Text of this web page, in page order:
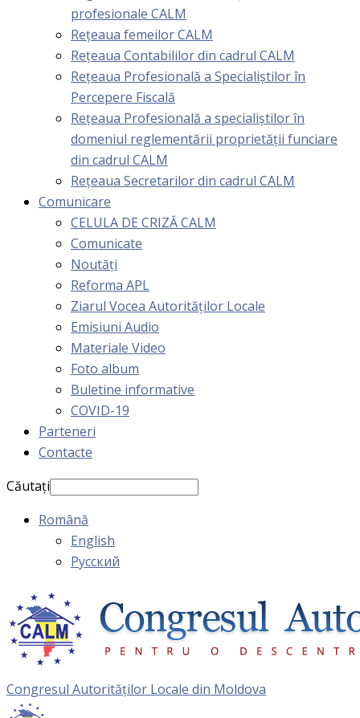
profesionale CALM
Rețeaua femeilor CALM
Rețeaua Contabililor din cadrul CALM
Rețeaua Profesională a Specialiștilor în
Percepere Fiscală
Reţeaua Profesională a specialiştilor în
domeniul reglementării proprietăţii funciare
din cadrul CALM
Rețeaua Secretarilor din cadrul CALM
Comunicare
CELULA DE CRIZĂ CALM
Comunicate
Noutăți
Reforma APL
Ziarul Vocea Autorităților Locale
Emisiuni Audio
Materiale Video
Foto album
Buletine informative
COVID-19
Parteneri
Contacte
Căutați
Română
English
Русский
Congresul Autorităţilor Locale din Moldova